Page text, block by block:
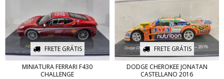
FRETE GRÁTIS
MINIATURA FERRARI F430
CHALLENGE
FRETE GRÁTIS
DODGE CHEROKEE JONATAN
CASTELLANO 2016